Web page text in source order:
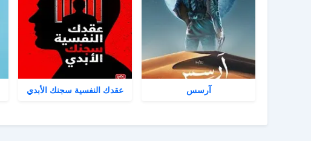
آرسس عقدك النفسية سجنك الأبدي